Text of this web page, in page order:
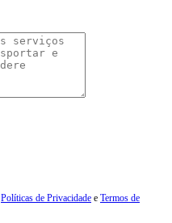
Políticas de Privacidade e Termos de